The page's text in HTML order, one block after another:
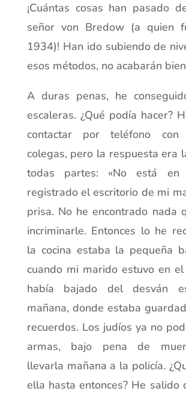
¡Cuántas cosas han pasado
señor von Bredow (a quien
1934)! Han ido subiendo de
esos métodos, no acabarán
A duras penas, he
escaleras. ¿Qué podía hacer?
contactar por teléfono
colegas, pero la respuesta era
todas partes: «No está en
registrado el escritorio de mi
prisa. No he encontrado nada
incriminarle. Entonces lo he
la cocina estaba la pequeña
cuando mi marido estuvo en
había bajado del desván
mañana, donde estaba
recuerdos. Los judíos ya no
armas, bajo pena de
llevarla mañana a la policía.
ella hasta entonces? He salido